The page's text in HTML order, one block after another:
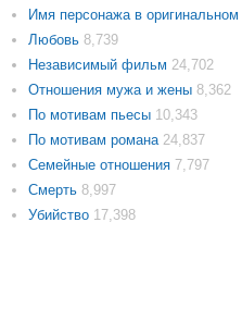
Имя персонажа в оригинальном
Любовь 8,739
Независимый фильм 24,702
Отношения мужа и жены 8,362
По мотивам пьесы 10,343
По мотивам романа 24,837
Семейные отношения 7,797
Смерть 8,997
Убийство 17,398